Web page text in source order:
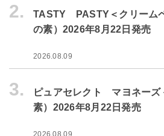
2.
TASTY PASTY＜クリーム
の素）2026年8月22日発売
2026.08.09
3.
ピュアセレクト マヨネーズ
素）2026年8月22日発売
2026.08.09